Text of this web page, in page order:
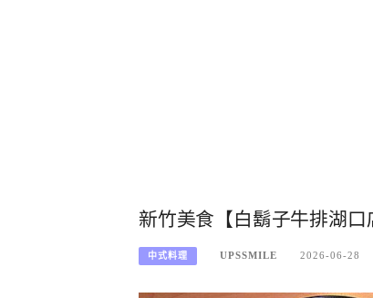
新竹美食【白鬍子牛排湖
中式料理 UPSSMILE 2026-06-28